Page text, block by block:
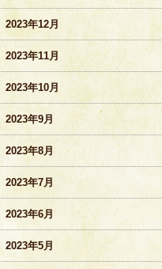
2023年12月
2023年11月
2023年10月
2023年9月
2023年8月
2023年7月
2023年6月
2023年5月